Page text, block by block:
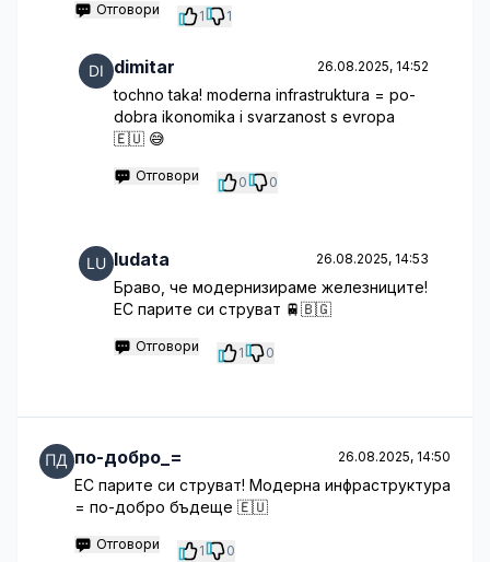
Отговори 1 1
dimitar 26.08.2025, 14:52
tochno taka! moderna infrastruktura = po-
dobra ikonomika i svarzanost s evropa
🇪🇺 😅
Отговори 0 0
ludata 26.08.2025, 14:53
Браво, че модернизираме железниците!
ЕС парите си струват 🚆🇧🇬
Отговори 1 0
по-добро_= 26.08.2025, 14:50
ЕС парите си струват! Модерна инфраструктура
= по-добро бъдеще 🇪🇺
Отговори 1 0